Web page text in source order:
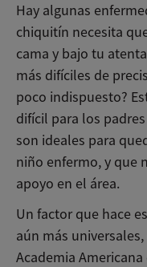
Hay algunas
chiquitín necesita
cama y bajo tu
más difíciles de
poco indispuesto?
difícil para los
son ideales para
niño enfermo, y que
apoyo en el área.
Un factor que hace
aún más
Academia